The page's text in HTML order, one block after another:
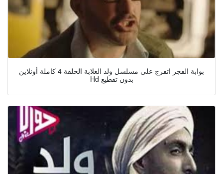
بوابة الفجر اتفرج على مسلسل ولد الغلابة الحلقة 4 كاملة أونلاين
Hd بدون تقطيع